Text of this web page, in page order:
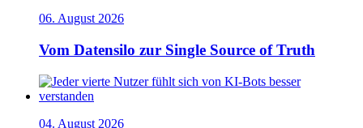
06. August 2026
Vom Datensilo zur Single Source of Truth
04. August 2026